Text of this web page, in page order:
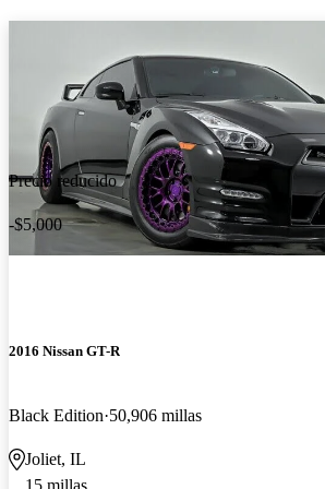
Precio reducido
-$5,000
2016 Nissan GT-R
Black Edition 50,906 millas
Joliet, IL